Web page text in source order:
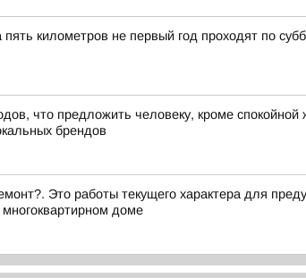
пять километров не первый год проходят по
что предложить человеку, кроме
брендов
Это работы текущего характера для
доме